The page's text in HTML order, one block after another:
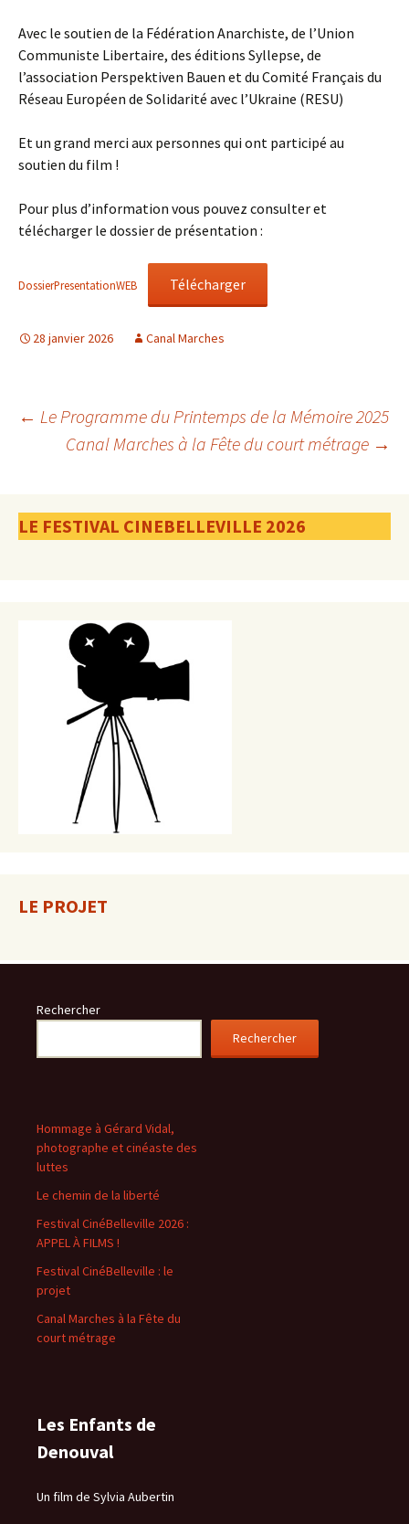
Avec le soutien de la Fédération Anarchiste, de l’Union
Communiste Libertaire, des éditions Syllepse, de
l’association Perspektiven Bauen et du Comité Français du
Réseau Européen de Solidarité avec l’Ukraine (RESU)
Et un grand merci aux personnes qui ont participé au
soutien du film !
Pour plus d’information vous pouvez consulter et
télécharger le dossier de présentation :
DossierPresentationWEB Télécharger
28 janvier 2026 Canal Marches
Navigation
articles
← Le Programme du Printemps de la Mémoire 2025
Canal Marches à la Fête du court métrage →
LE FESTIVAL CINEBELLEVILLE 2026
LE PROJET
Rechercher
Rechercher
Hommage à Gérard Vidal,
photographe et cinéaste des
luttes
Le chemin de la liberté
Festival CinéBelleville 2026 :
APPEL À FILMS !
Festival CinéBelleville : le
projet
Canal Marches à la Fête du
court métrage
Les Enfants de
Denouval
Un film de Sylvia Aubertin